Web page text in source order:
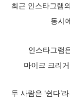
최근 인스타그램
동시
인스타그램
마이크 크리
두 사람은 ‘쉰다’